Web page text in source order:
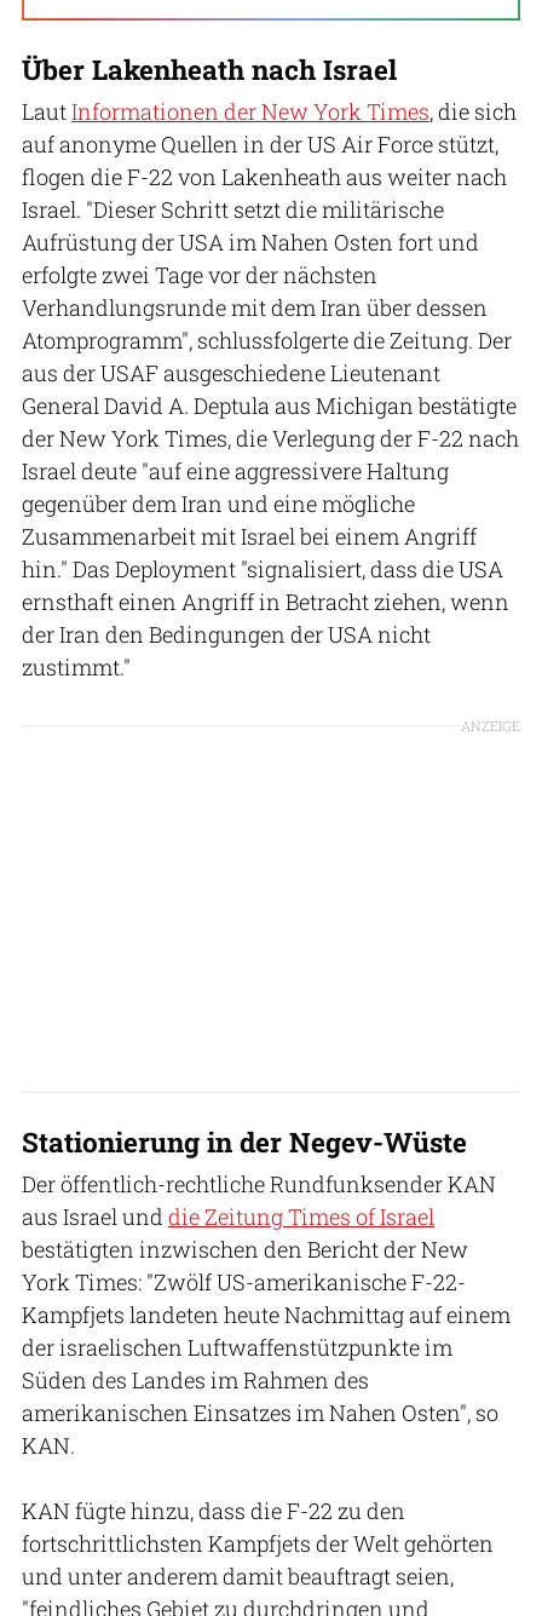
Über Lakenheath nach Israel
LautInformationen der New York Times, die sich
auf anonyme Quellen in der US Air Force stützt,
flogen die F-22 von Lakenheath aus weiter nach
Israel. "Dieser Schritt setzt die militärische
Aufrüstung der USA im Nahen Osten fort und
erfolgte zwei Tage vor der nächsten
Verhandlungsrunde mit dem Iran über dessen
Atomprogramm", schlussfolgerte die Zeitung. Der
aus der USAF ausgeschiedene Lieutenant
General David A. Deptula aus Michigan bestätigte
der New York Times, die Verlegung der F-22 nach
Israel deute "auf eine aggressivere Haltung
gegenüber dem Iran und eine mögliche
Zusammenarbeit mit Israel bei einem Angriff
hin." Das Deployment "signalisiert, dass die USA
ernsthaft einen Angriff in Betracht ziehen, wenn
der Iran den Bedingungen der USA nicht
zustimmt."
ANZEIGE
Stationierung in der Negev-Wüste
Der öffentlich-rechtliche Rundfunksender KAN
aus Israel und die Zeitung Times of Israel
bestätigten inzwischen den Bericht der New
York Times: "Zwölf US-amerikanische F-22-
Kampfjets landeten heute Nachmittag auf einem
der israelischen Luftwaffenstützpunkte im
Süden des Landes im Rahmen des
amerikanischen Einsatzes im Nahen Osten", so
KAN.
KAN fügte hinzu, dass die F-22 zu den
fortschrittlichsten Kampfjets der Welt gehörten
und unter anderem damit beauftragt seien,
"feindliches Gebiet zu durchdringen und